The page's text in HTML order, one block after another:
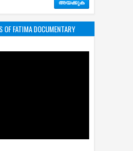
OF FATIMA DOCUMENTARY